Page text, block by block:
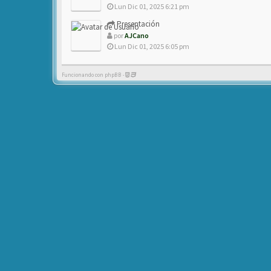
Lun Dic 01, 2025 6:21 pm
Presentación
porAJCano
Lun Dic 01, 2025 6:05 pm
Funcionando con phpBB -